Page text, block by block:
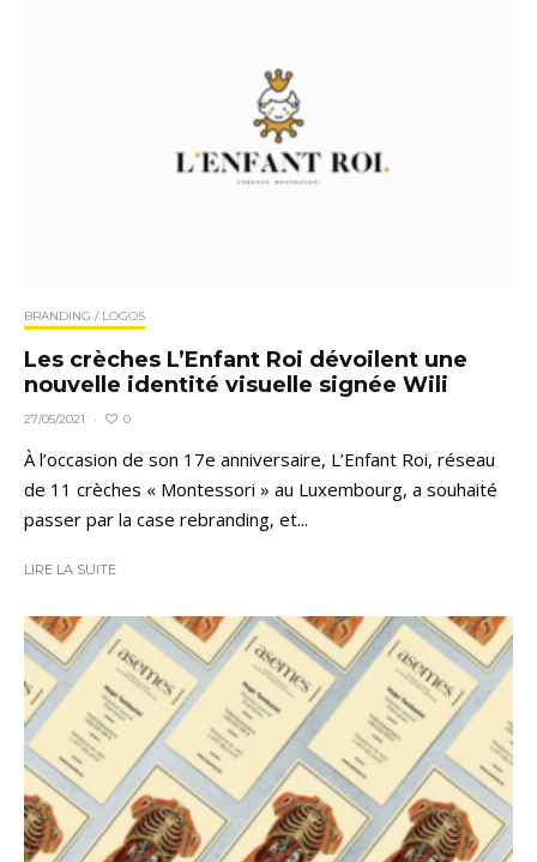
BRANDING / LOGOS
Les crèches L’Enfant Roi dévoilent une
nouvelle identité visuelle signée Wili
27/05/2021 · 0
À l’occasion de son 17e anniversaire, L’Enfant Roi, réseau
de 11 crèches « Montessori » au Luxembourg, a souhaité
passer par la case rebranding, et...
LIRE LA SUITE